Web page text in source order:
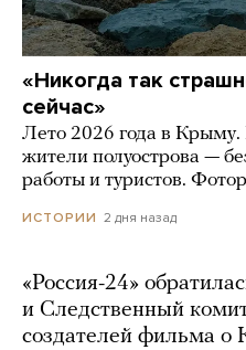
«Никогда так
сейчас»
Лето 2026 года в Крыму.
жители полуострова —
работы и туристов.
ИСТОРИИ 2 дня назад
«Россия-24»
и Следственный
создателей фильма о